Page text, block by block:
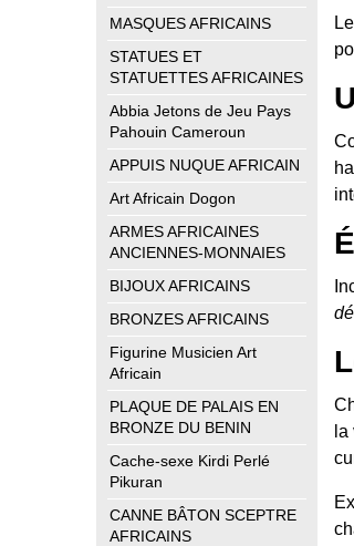
MASQUES AFRICAINS
STATUES ET
STATUETTES AFRICAINES
Abbia Jetons de Jeu Pays
Pahouin Cameroun
APPUIS NUQUE AFRICAIN
Art Africain Dogon
ARMES AFRICAINES
ANCIENNES-MONNAIES
BIJOUX AFRICAINS
BRONZES AFRICAINS
Figurine Musicien Art
Africain
PLAQUE DE PALAIS EN
BRONZE DU BENIN
Cache-sexe Kirdi Perlé
Pikuran
CANNE BÂTON SCEPTRE
AFRICAINS